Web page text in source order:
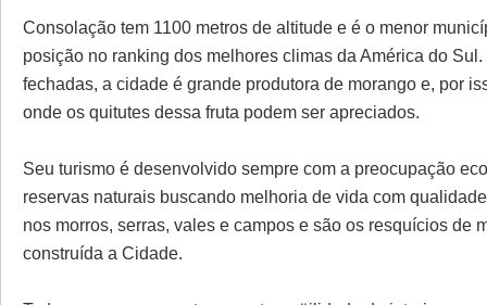
Consolação tem 1100 metros de altitude e é o menor
posição no ranking dos melhores climas da América do
fechadas, a cidade é grande produtora de morango e, por
onde os quitutes dessa fruta podem ser apreciados.
Seu turismo é desenvolvido sempre com a preocupação
reservas naturais buscando melhoria de vida com
nos morros, serras, vales e campos e são os resquícios de
construída a Cidade.